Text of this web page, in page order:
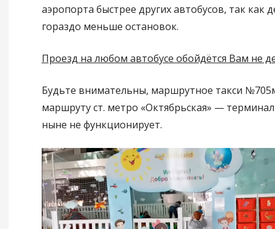
аэропорта быстрее других автобусов, так как
гораздо меньше остановок.
Проезд на любом автобусе обойдётся Вам не
Будьте внимательны, маршрутное такси
маршруту ст. метро «Октябрьская» —
ныне не функционирует.